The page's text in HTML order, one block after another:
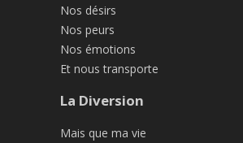
Nos désirs
Nos peurs
Nos émotions
Et nous transporte
La Diversion
Mais que ma vie